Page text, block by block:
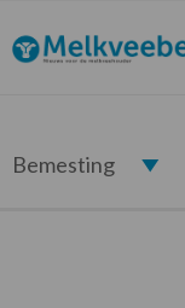
de
hoofdnavigatie
de
hoofd
de
eerste
de
voettekst
Melkveebedrijf.nl
Bemesting